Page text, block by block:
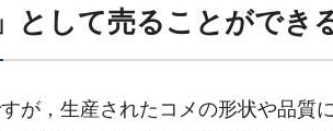
として売ることができ
が，生産されたコメの形状や品質